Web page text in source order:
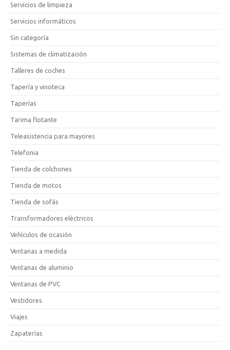
Servicios de limpieza
Servicios informáticos
Sin categoría
Sistemas de climatización
Talleres de coches
Tapería y vinoteca
Taperías
Tarima flotante
Teleasistencia para mayores
Telefonia
Tienda de colchones
Tienda de motos
Tienda de sofás
Transformadores eléctricos
Vehículos de ocasión
Ventanas a medida
Ventanas de aluminio
Ventanas de PVC
Vestidores
Viajes
Zapaterías